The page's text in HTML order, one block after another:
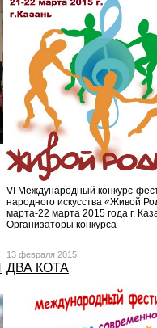
VI Международный конкурс-
народного искусства «Живой
марта-22 марта 2015 года г.
Организаторы конкурса
13 февраля 2015
ДВА КОТА